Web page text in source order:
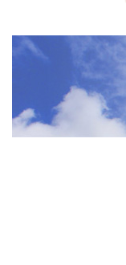
当院は電子的診療情
オンライン資格
マイナ保険証の
算定した診療報酬